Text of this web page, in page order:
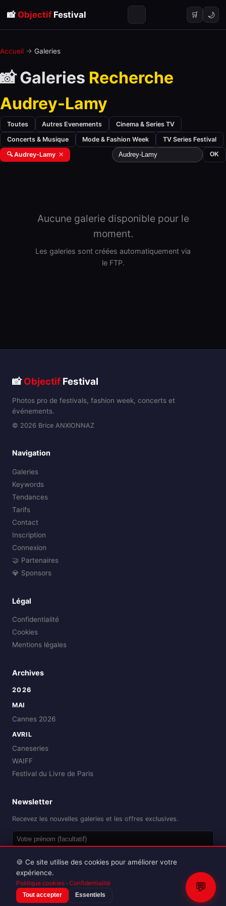
📸 ObjectifFestival 🛒 🌙
Accueil → Galeries
📸 Galeries Recherche
Audrey-Lamy
Toutes Autres Evenements Cinema & Series TV
Concerts & Musique Mode & Fashion Week TV Series Festival
🔍 Audrey-Lamy ✕ OK
Aucune galerie disponible pour le
moment.
Les galeries sont créées automatiquement via
le FTP.
📸Objectif Festival
Photos pro de festivals, fashion week, concerts et
événements.
© 2026 Brice ANXIONNAZ
Navigation
Galeries
Keywords
Tendances
Tarifs
Contact
Inscription
Connexion
🤝 Partenaires
💎 Sponsors
Légal
Confidentialité
Cookies
Mentions légales
Archives
2026
MAI
Cannes 2026
AVRIL
Caneseries
WAIFF
Festival du Livre de Paris
Newsletter
Recevez les nouvelles galeries et les offres exclusives.
Reproduction interdite sans autorisation.
💬
🍪 Ce site utilise des cookies pour améliorer votre
expérience.
Politique cookies · Confidentialité
Tout accepter Essentiels